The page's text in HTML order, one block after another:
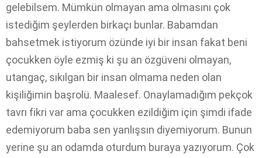
gelebilsem. Mümkün olmayan ama olmasını çok
istediğim şeylerden birkaçı bunlar. Babamdan
bahsetmek istiyorum özünde iyi bir insan fakat beni
çocukken öyle ezmiş ki şu an özgüveni olmayan,
utangaç, sıkılgan bir insan olmama neden olan
kişiliğimin başrolü. Maalesef. Onaylamadığım pekçok
tavrı fikri var ama çocukken ezildiğim için şimdi ifade
edemiyorum baba sen yanlışsın diyemiyorum. Bunun
yerine şu an odamda oturdum buraya yazıyorum. Çok